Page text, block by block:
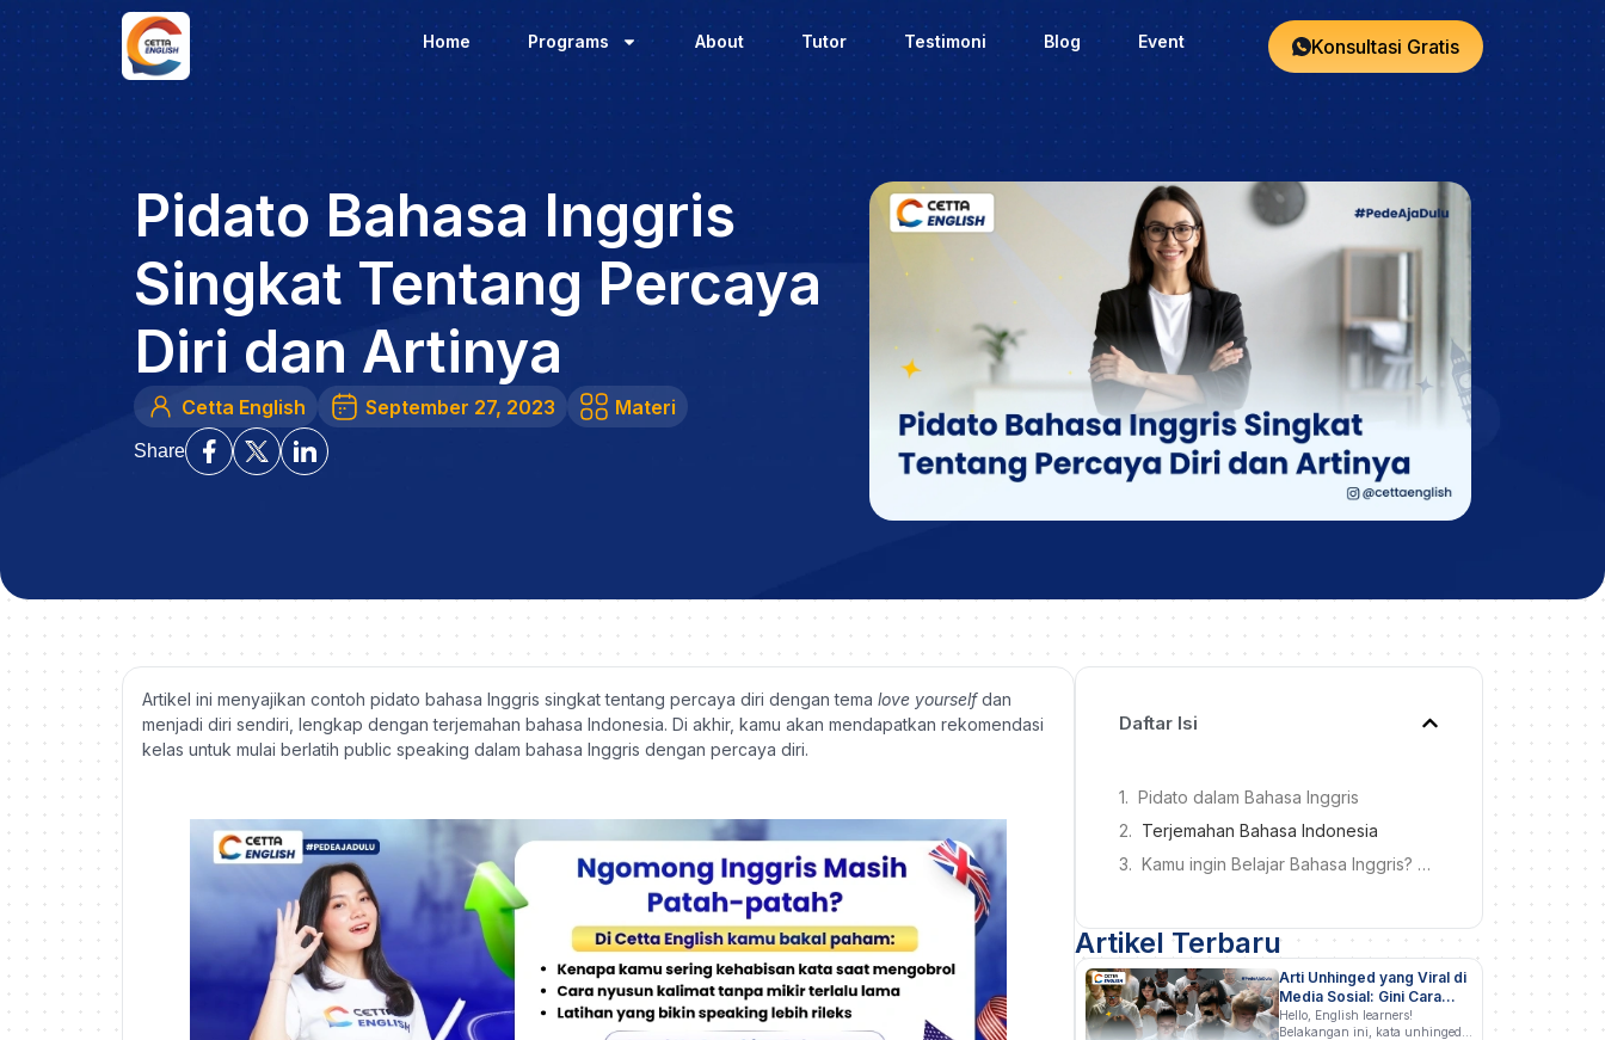
Home Programs About Tutor Testimoni Blog Event Konsultasi Gratis
Pidato Bahasa Inggris
Singkat Tentang Percaya
Diri dan Artinya
Cetta English September 27, 2023 Materi
Share
Artikel ini menyajikan contoh pidato bahasa Inggris singkat tentang percaya diri dengan tema love yourselfdan
menjadi diri sendiri, lengkap dengan terjemahan bahasa Indonesia. Di akhir, kamu akan mendapatkan rekomendasi
kelas untuk mulai berlatih public speaking dalam bahasa Inggris dengan percaya diri.
Daftar Isi
Pidato dalam Bahasa Inggris
Terjemahan Bahasa Indonesia
Kamu ingin Belajar Bahasa Inggris? Bareng Cetta Online Class Aja!
Artikel Terbaru
Arti Unhinged yang Viral di
Media Sosial: Gini Cara
Pakainya!
Hello, English learners!
Belakangan ini, kata unhinged